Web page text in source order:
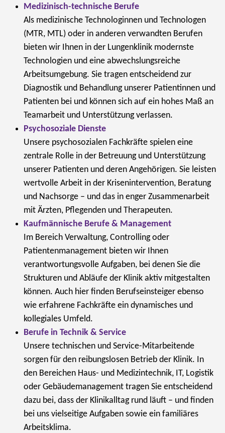
Medizinisch-technische Berufe
Als medizinische Technologinnen und Technologen
(MTR, MTL) oder in anderen verwandten Berufen
bieten wir Ihnen in der Lungenklinik modernste
Technologien und eine abwechslungsreiche
Arbeitsumgebung. Sie tragen entscheidend zur
Diagnostik und Behandlung unserer Patientinnen und
Patienten bei und können sich auf ein hohes Maß an
Teamarbeit und Unterstützung verlassen.
Psychosoziale Dienste
Unsere psychosozialen Fachkräfte spielen eine
zentrale Rolle in der Betreuung und Unterstützung
unserer Patienten und deren Angehörigen. Sie leisten
wertvolle Arbeit in der Krisenintervention, Beratung
und Nachsorge – und das in enger Zusammenarbeit
mit Ärzten, Pflegenden und Therapeuten.
Kaufmännische Berufe & Management
Im Bereich Verwaltung, Controlling oder
Patientenmanagement bieten wir Ihnen
verantwortungsvolle Aufgaben, bei denen Sie die
Strukturen und Abläufe der Klinik aktiv mitgestalten
können. Auch hier finden Berufseinsteiger ebenso
wie erfahrene Fachkräfte ein dynamisches und
kollegiales Umfeld.
Berufe in Technik & Service
Unsere technischen und Service-Mitarbeitende
sorgen für den reibungslosen Betrieb der Klinik. In
den Bereichen Haus- und Medizintechnik, IT, Logistik
oder Gebäudemanagement tragen Sie entscheidend
dazu bei, dass der Klinikalltag rund läuft – und finden
bei uns vielseitige Aufgaben sowie ein familiäres
Arbeitsklima.